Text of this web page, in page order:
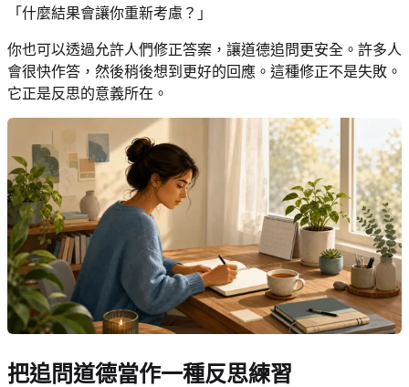
「什麼結果會讓你重新考慮？」
你也可以透過允許人們修正答案，讓道德追問更安全。許多人
會很快作答，然後稍後想到更好的回應。這種修正不是失敗。
它正是反思的意義所在。
把追問道德當作一種反思練習